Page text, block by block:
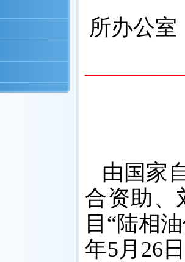
所办公室
由国家
合资助、
目“陆相
年5月 26 日